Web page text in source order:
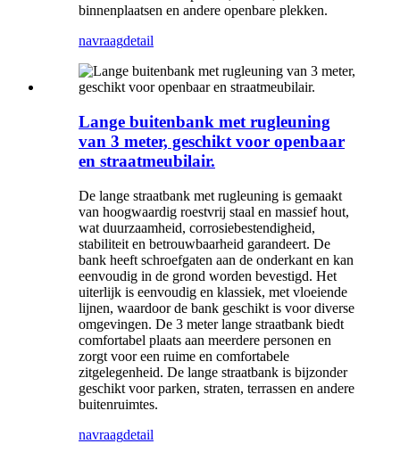
binnenplaatsen en andere openbare plekken.
navraagdetail
Lange buitenbank met rugleuning
van 3 meter, geschikt voor openbaar
en straatmeubilair.
De lange straatbank met rugleuning is gemaakt
van hoogwaardig roestvrij staal en massief hout,
wat duurzaamheid, corrosiebestendigheid,
stabiliteit en betrouwbaarheid garandeert. De
bank heeft schroefgaten aan de onderkant en kan
eenvoudig in de grond worden bevestigd. Het
uiterlijk is eenvoudig en klassiek, met vloeiende
lijnen, waardoor de bank geschikt is voor diverse
omgevingen. De 3 meter lange straatbank biedt
comfortabel plaats aan meerdere personen en
zorgt voor een ruime en comfortabele
zitgelegenheid. De lange straatbank is bijzonder
geschikt voor parken, straten, terrassen en andere
buitenruimtes.
navraagdetail